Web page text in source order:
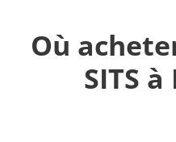
Où
SITS